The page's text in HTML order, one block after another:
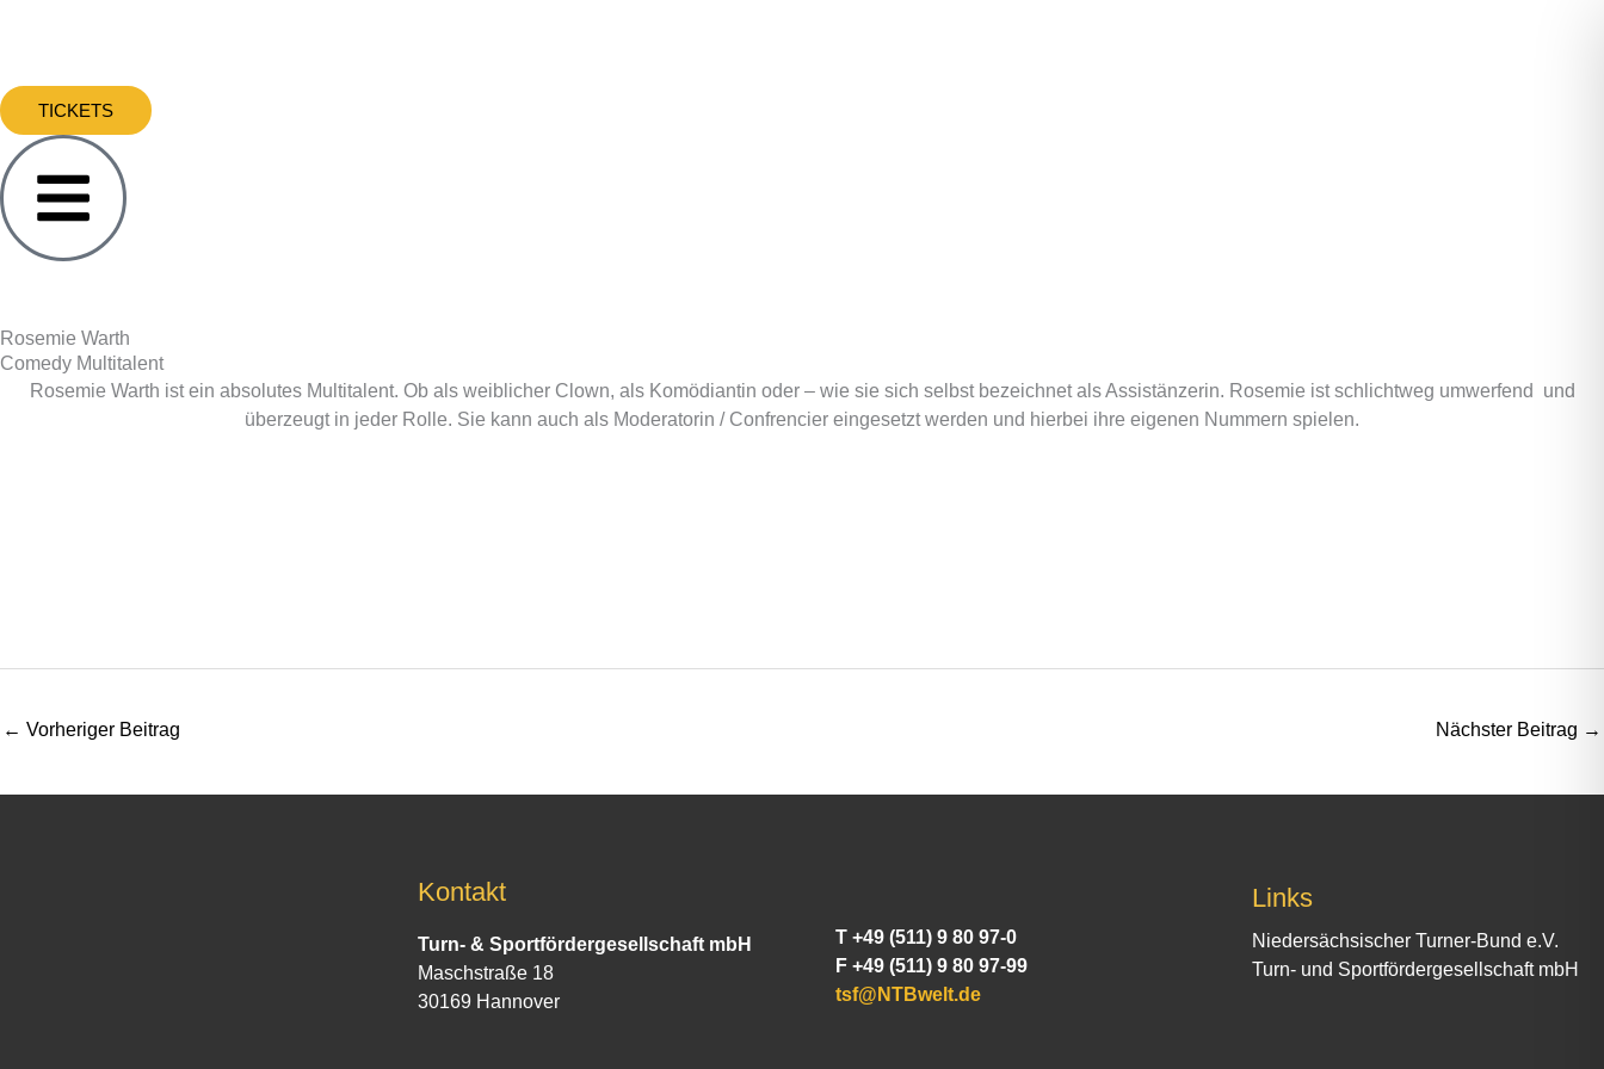
TICKETS
Rosemie Warth
Comedy Multitalent
Rosemie Warth ist ein absolutes Multitalent. Ob als weiblicher Clown, als Komödiantin oder – wie sie sich selbst bezeichnet als Assistänzerin. Rosemie ist schlichtweg umwerfend  und
überzeugt in jeder Rolle. Sie kann auch als Moderatorin / Confrencier eingesetzt werden und hierbei ihre eigenen Nummern spielen.
← Vorheriger Beitrag Nächster Beitrag →
Kontakt
Turn- & Sportfördergesellschaft mbH
Maschstraße 18
30169 Hannover
T +49 (511) 9 80 97-0
F +49 (511) 9 80 97-99
tsf@NTBwelt.de
Links
Niedersächsischer Turner-Bund e.V.
Turn- und Sportfördergesellschaft mbH